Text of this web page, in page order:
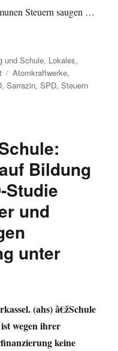
Steuern saugen …
und Schule, Lokales,
Schlagwörter
Atomkraftwerke,
,Sarrazin,SPD,Steuern
Bildung
Studie
und
unter
(ahs) â€žSchule
wegen ihrer
keine